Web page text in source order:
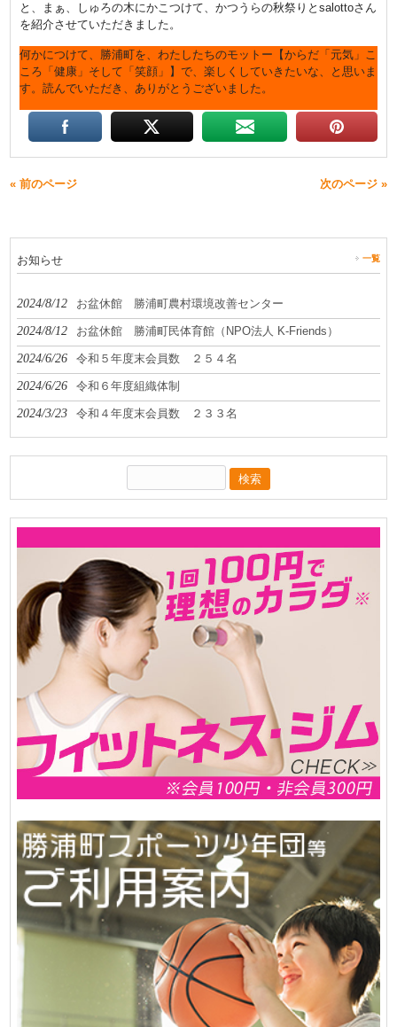
と、まぁ、しゅろの木にかこつけて、かつうらの秋祭りとsalottoさん
を紹介させていただきました。
何かにつけて、勝浦町を、わたしたちのモットー【からだ「元気」こ
ころ「健康」そして「笑顔」】で、楽しくしていきたいな、と思いま
す。読んでいただき、ありがとうございました。
« 前のページ 次のページ »
お知らせ 一覧
2024/8/12 お盆休館 勝浦町農村環境改善センター
2024/8/12 お盆休館 勝浦町民体育館（NPO法人 K-Friends）
2024/6/26 令和５年度末会員数 ２５４名
2024/6/26 令和６年度組織体制
2024/3/23 令和４年度末会員数 ２３３名
索: